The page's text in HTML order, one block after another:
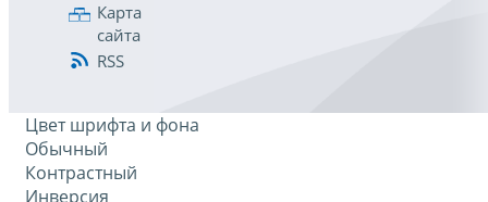
Карта
сайта
RSS
Цвет шрифта и фона
Обычный
Контрастный
Инверсия